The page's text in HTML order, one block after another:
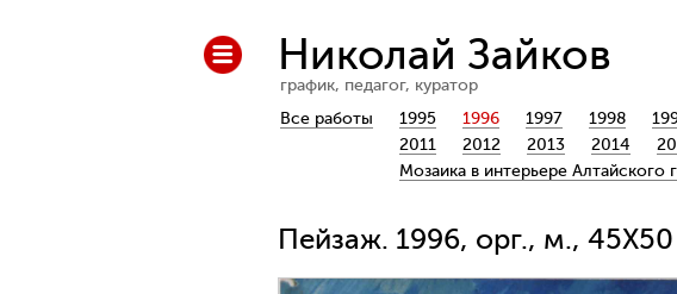
Николай Зайков
график, педагог, куратор
Все работы
1995 1996 1997 1998
2011
2012 2013 2014
Мозаика в интерьере Алтайского
Пейзаж. 1996, орг., м., 45Х50